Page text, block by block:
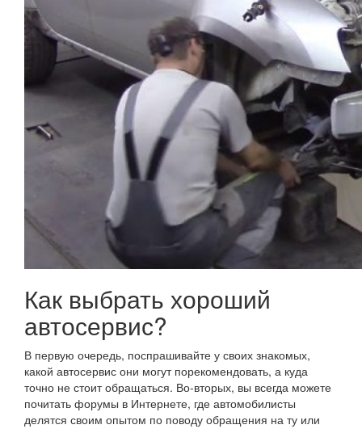
Как выбрать хороший
автосервис?
В первую очередь, поспрашивайте у своих знакомых,
какой автосервис они могут порекомендовать, а куда
точно не стоит обращаться. Во-вторых, вы всегда можете
почитать форумы в Интернете, где автомобилисты
делятся своим опытом по поводу обращения на ту или